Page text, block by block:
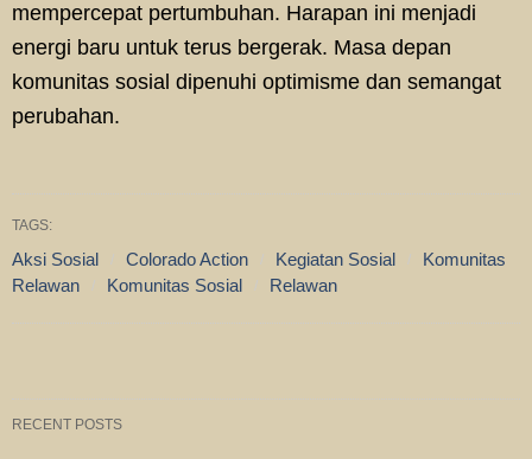
mempercepat pertumbuhan. Harapan ini menjadi
energi baru untuk terus bergerak. Masa depan
komunitas sosial dipenuhi optimisme dan semangat
perubahan.
TAGS:
Aksi Sosial Colorado Action Kegiatan Sosial
Komunitas
Relawan
Komunitas Sosial Relawan
RECENT POSTS